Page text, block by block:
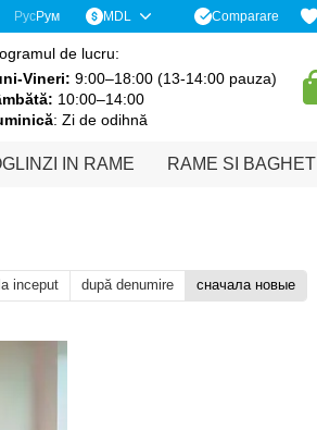
РусРум MDL Comparare
de lucru:
Vineri: 9:00–18:00 (13-14:00 pauza)
10:00–14:00
: Zi de odihnă
IN RAME RAME SI BAGHET
inceput după denumire сначала новые